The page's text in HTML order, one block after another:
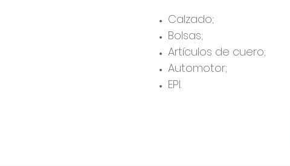
Calzado;
Bolsas;
Artículos de cuero;
Automotor;
EPI.